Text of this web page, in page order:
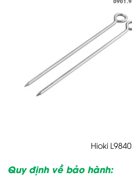
Hioki L9840
Quy định về bảo hành: